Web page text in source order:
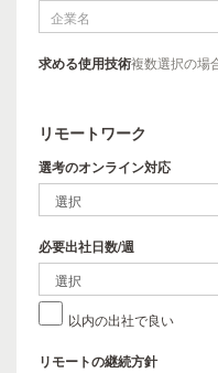
求める使用技術複数選択の場
リモートワーク
選考のオンライン対応
必要出社日数/週
以内の出社で良い
リモートの継続方針